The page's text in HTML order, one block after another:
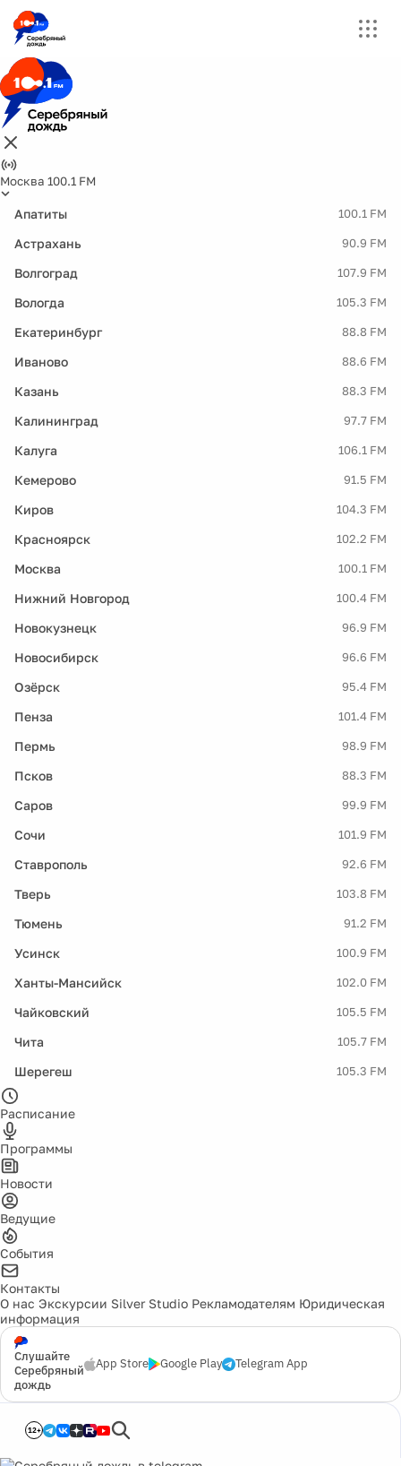
Москва 100.1 FM
Апатиты 100.1 FM
Астрахань 90.9 FM
Волгоград 107.9 FM
Вологда 105.3 FM
Екатеринбург 88.8 FM
Иваново 88.6 FM
Казань 88.3 FM
Калининград 97.7 FM
Калуга 106.1 FM
Кемерово 91.5 FM
Киров 104.3 FM
Красноярск 102.2 FM
Москва 100.1 FM
Нижний Новгород 100.4 FM
Новокузнецк 96.9 FM
Новосибирск 96.6 FM
Озёрск 95.4 FM
Пенза 101.4 FM
Пермь 98.9 FM
Псков 88.3 FM
Саров 99.9 FM
Сочи 101.9 FM
Ставрополь 92.6 FM
Тверь 103.8 FM
Тюмень 91.2 FM
Усинск 100.9 FM
Ханты-Мансийск 102.0 FM
Чайковский 105.5 FM
Чита 105.7 FM
Шерегеш 105.3 FM
Расписание
Программы
Новости
Ведущие
События
Контакты
О нас Экскурсии Silver Studio Рекламодателям Юридическая
информация
Слушайте
Серебряный
дождь
App Store Google Play Telegram App
12+